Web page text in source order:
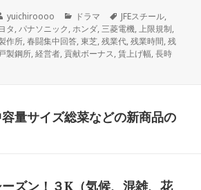
作
成
者
yuichiroooo
カ
テ
ゴ
リ
ドラマ
タ
グ
JFEスチール,
タ,パナソニック,ホンダ, 三菱電機,上限規制,
作所,春闘集中回答,東芝,残業代,残業時間,残
製鋼所,経営者,貢献ボーナス,賃上げ幅,長時
量サイズ総菜などの新商品の
ズン！３K（気候、混雑、花